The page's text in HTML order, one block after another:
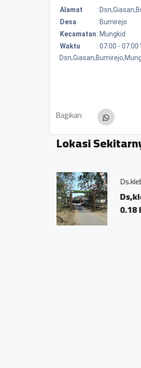
Alamat :
Desa
: Bumirejo
Kecamatan : Mungkid
Waktu
:07:00 - 07:00
Bagikan:
Lokasi